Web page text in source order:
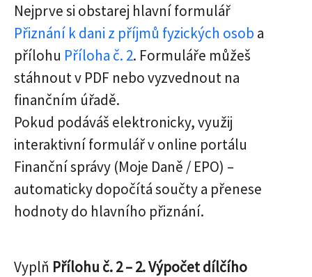
Nejprve si obstarej hlavní formulář
Přiznání k dani z příjmů fyzických osob a
přílohu Příloha č. 2. Formuláře můžeš
stáhnout v PDF nebo vyzvednout na
finančním úřadě.
Pokud podáváš elektronicky, využij
interaktivní formulář v online portálu
Finanční správy (Moje Daně / EPO) –
automaticky dopočítá součty a přenese
hodnoty do hlavního přiznání.
Vyplň Přílohu č. 2 – 2. Výpočet dílčího